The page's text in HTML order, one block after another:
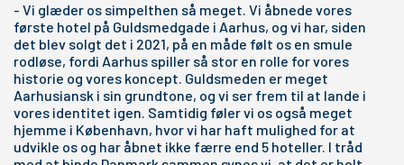
- Vi glæder os simpelthen så meget. Vi åbnede vores
første hotel på Guldsmedgade i Aarhus, og vi har, siden
det blev solgt det i 2021, på en måde følt os en smule
rodløse, fordi Aarhus spiller så stor en rolle for vores
historie og vores koncept. Guldsmeden er meget
Aarhusiansk i sin grundtone, og vi ser frem til at lande i
vores identitet igen. Samtidig føler vi os også meget
hjemme i København, hvor vi har haft mulighed for at
udvikle os og har åbnet ikke færre end 5 hoteller. I tråd